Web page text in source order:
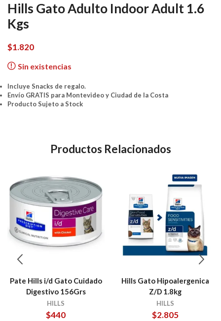
Hills Gato Adulto Indoor Adult 1.6
Kgs
$1.820
Sin existencias
Incluye Snacks de regalo.
Envío GRATIS para Montevideo y Ciudad de la Costa
Producto Sujeto a Stock
Productos Relacionados
Pate Hills i/d Gato Cuidado
Digestivo 156Grs
HILLS
$440
Hills Gato Hipoalergenica
Z/D 1.8kg
HILLS
$2.805